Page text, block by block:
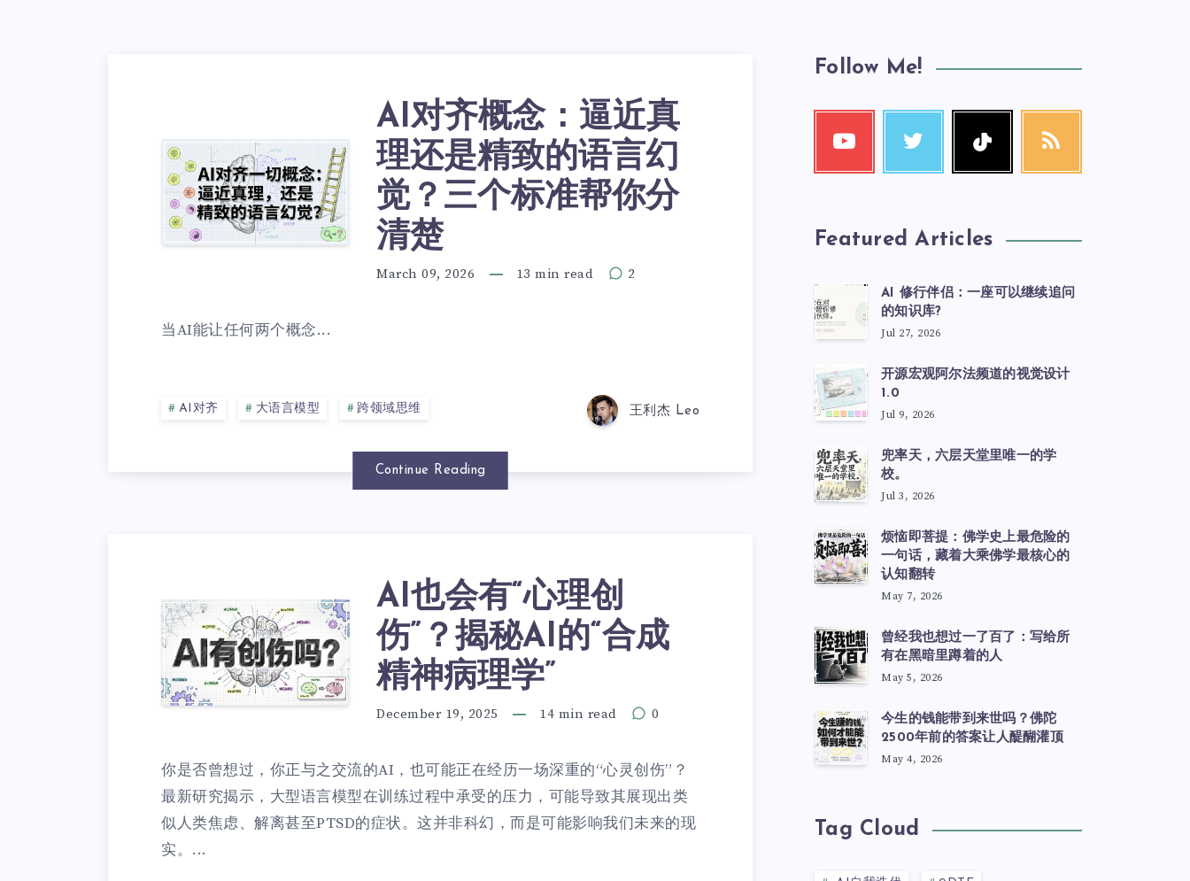
AI对齐概念：逼近真
理还是精致的语言幻
觉？三个标准帮你分
清楚
March 09, 2026 13 min read 2
当AI能让任何两个概念...
AI对齐 大语言模型 跨领域思维 王利杰 Leo
Continue Reading
AI也会有“心理创
伤”？揭秘AI的“合成
精神病理学”
December 19, 2025 14 min read 0
你是否曾想过，你正与之交流的AI，也可能正在经历一场深重的“心灵创伤”？
最新研究揭示，大型语言模型在训练过程中承受的压力，可能导致其展现出类
似人类焦虑、解离甚至PTSD的症状。这并非科幻，而是可能影响我们未来的现
实。...
Follow Me!
Featured Articles
AI 修行伴侣：一座可以继续追问
的知识库?
Jul 27, 2026
开源宏观阿尔法频道的视觉设计
1.0
Jul 9, 2026
兜率天，六层天堂里唯一的学
校。
Jul 3, 2026
烦恼即菩提：佛学史上最危险的
一句话，藏着大乘佛学最核心的
认知翻转
May 7, 2026
曾经我也想过一了百了：写给所
有在黑暗里蹲着的人
May 5, 2026
今生的钱能带到来世吗？佛陀
2500年前的答案让人醍醐灌顶
May 4, 2026
Tag Cloud